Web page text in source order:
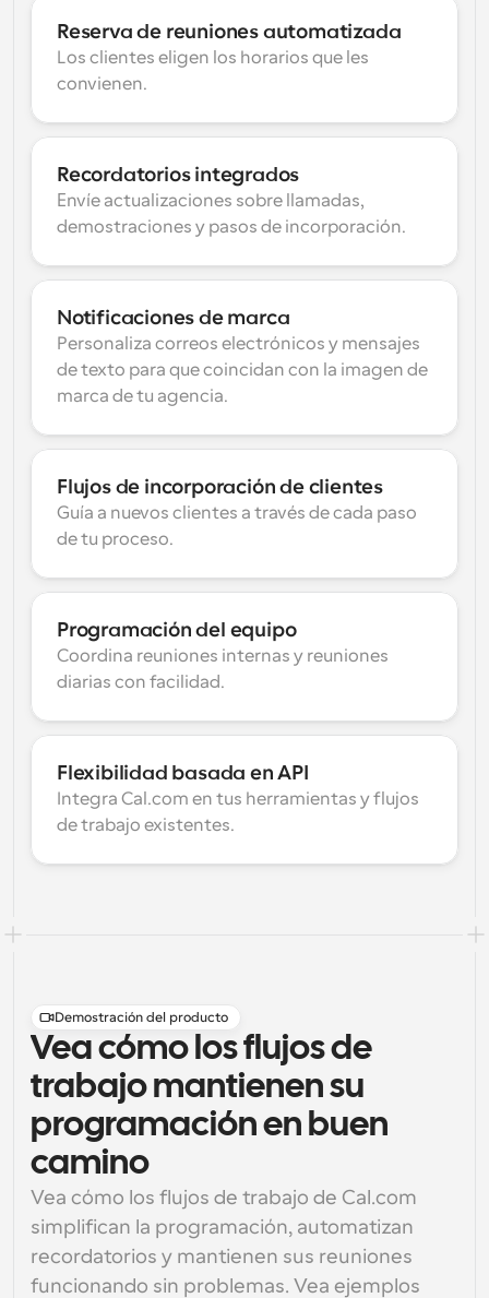
Reserva de reuniones automatizada
Los clientes eligen los horarios que les
convienen.
Recordatorios integrados
Envíe actualizaciones sobre llamadas,
demostraciones y pasos de incorporación.
Notificaciones de marca
Personaliza correos electrónicos y mensajes
de texto para que coincidan con la imagen de
marca de tu agencia.
Flujos de incorporación de clientes
Guía a nuevos clientes a través de cada paso
de tu proceso.
Programación del equipo
Coordina reuniones internas y reuniones
diarias con facilidad.
Flexibilidad basada en API
Integra Cal.com en tus herramientas y flujos
de trabajo existentes.
Demostración del producto
Vea cómo los flujos de
trabajo mantienen su
programación en buen
camino
Vea cómo los flujos de trabajo de Cal.com
simplifican la programación, automatizan
recordatorios y mantienen sus reuniones
funcionando sin problemas. Vea ejemplos